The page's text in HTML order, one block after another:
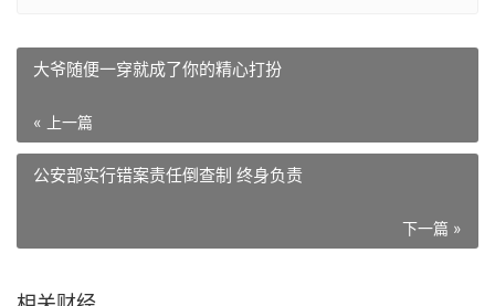
大爷随便一穿就成了你的精心打扮
« 上一篇
公安部实行错案责任倒查制 终身负责
下一篇 »